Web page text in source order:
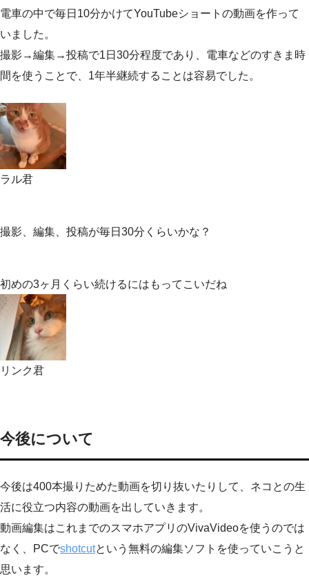
電車の中で毎日10分かけてYouTubeショートの動画を作って
いました。
撮影→編集→投稿で1日30分程度であり、電車などのすきま時
間を使うことで、1年半継続することは容易でした。
ラル君
撮影、編集、投稿が毎日30分くらいかな？
初めの3ヶ月くらい続けるにはもってこいだね
リンク君
今後について
今後は400本撮りためた動画を切り抜いたりして、ネコとの生
活に役立つ内容の動画を出していきます。
動画編集はこれまでのスマホアプリのVivaVideoを使うのでは
なく、PCでshotcutという無料の編集ソフトを使っていこうと
思います。